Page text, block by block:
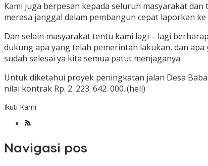
Kami juga berpesan kepada seluruh masyarakat
merasa janggal dalam pembangun cepat laporkan ke
Dan selain masyarakat tentu kami lagi – lagi
dukung apa yang telah pemerintah lakukan, dan
sudah selesai ya kita semua patut menjaganya.
Untuk diketahui proyek peningkatan jalan Desa
nilai kontrak Rp. 2. 223. 642. 000..(hell)
Ikuti Kami
Navigasi pos